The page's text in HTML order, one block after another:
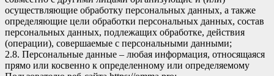
осуществляющие обработку персональных данных, а также
определяющие цели обработки персональных данных, состав
персональных данных, подлежащих обработке, действия
(операции), совершаемые с персональными данными;
2.8. Персональные данные – любая информация, относящаяся
прямо или косвенно к определенному или определяемому